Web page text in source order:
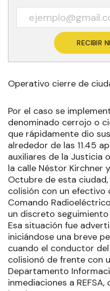
RECIBIR
Operativo cierre de
Por el caso se
denominado cerrojo o
que rápidamente dio
alrededor de las 11.45
auxiliares de la Justicia
la calle Néstor Kirchner
Octubre de esta
colisión con un efectivo
Comando
un discreto
Esa situación fue
iniciándose una breve
cuando el conductor
colisionó de frente con
Departamento
inmediaciones a